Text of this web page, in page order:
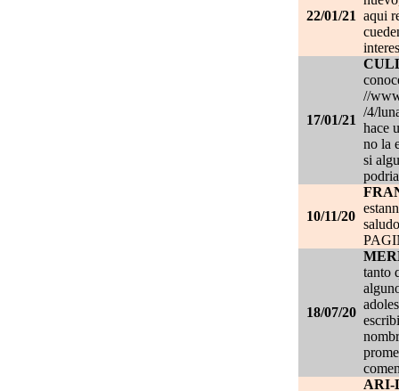
22/01/21 aqui
17/01/21
//
/4/
hace
no la
si
10/11/20
18/07/20
tanto
ARI-